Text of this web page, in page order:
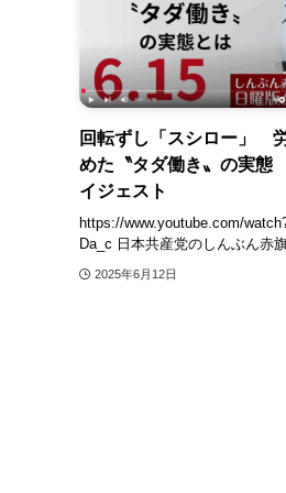
回転ずし「スシロー」
めた〝タダ働き〟の実
イジェスト
https://www.youtube.com/
Da_c 日本共産党のしんぶん赤
2025年6月12日